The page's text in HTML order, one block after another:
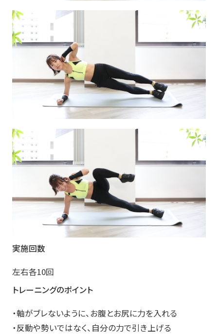
実施回数
左右各10回
トレーニングのポイント
・軸がブレないように、お腹とお尻に力を入れる
・反動や勢いではなく、自分の力で引き上げる